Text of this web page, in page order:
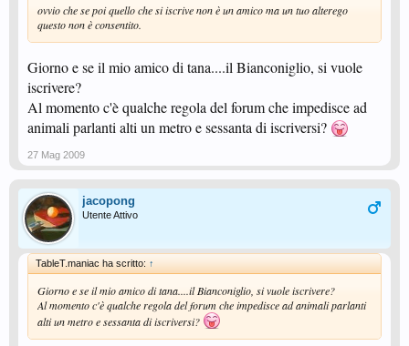
ovvio che se poi quello che si iscrive non è un amico ma un tuo alterego
questo non è consentito.
Giorno e se il mio amico di tana....il Bianconiglio, si vuole
iscrivere?
Al momento c'è qualche regola del forum che impedisce ad
animali parlanti alti un metro e sessanta di iscriversi?
27 Mag 2009
jacopong
Utente Attivo
TableT.maniac ha scritto: ↑
Giorno e se il mio amico di tana....il Bianconiglio, si vuole iscrivere?
Al momento c'è qualche regola del forum che impedisce ad animali parlanti
alti un metro e sessanta di iscriversi?